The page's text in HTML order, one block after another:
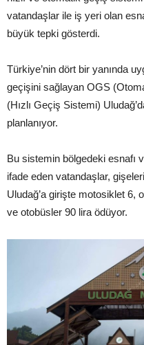
vatandaşlar ile iş yeri olan
büyük tepki gösterdi.
Türkiye’nin dört bir yanında
geçişini sağlayan OGS
(Hızlı Geçiş Sistemi)
planlanıyor.
Bu sistemin bölgedeki esnafı
ifade eden vatandaşlar,
Uludağ’a girişte motosiklet 6,
ve otobüsler 90 lira ödüyor.